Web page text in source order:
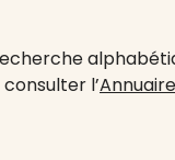
consulter l’Annuaire